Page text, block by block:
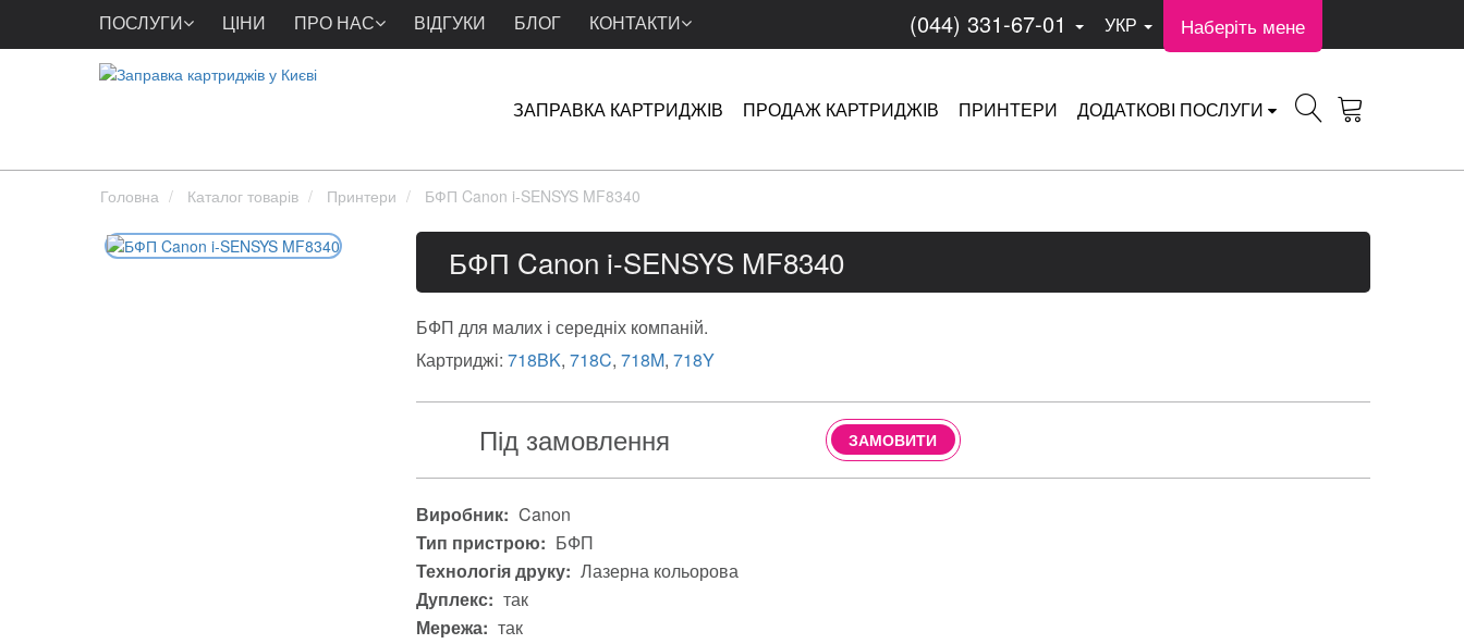
ПОСЛУГИ ЦІНИ ПРО НАС ВІДГУКИ БЛОГ КОНТАКТИ (044) 331-67-01 УКР Наберіть мене
ЗАПРАВКА КАРТРИДЖІВ ПРОДАЖ КАРТРИДЖІВ ПРИНТЕРИ ДОДАТКОВІ ПОСЛУГИ
Головна Каталог товарів Принтери БФП Canon i-SENSYS MF8340
БФП Canon i-SENSYS MF8340
БФП для малих і середніх компаній.
Картриджі: 718BK, 718C, 718M, 718Y
Під замовлення ЗАМОВИТИ
Виробник: Canon
Тип пристрою: БФП
Технологія друку: Лазерна кольорова
Дуплекс: так
Мережа: так